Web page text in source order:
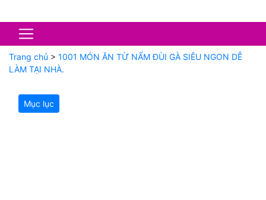
Trang chủ > 1001 MÓN ĂN TỪ NẤM ĐÙI GÀ SIÊU NGON DỄ
LÀM TẠI NHÀ.
Mục lục